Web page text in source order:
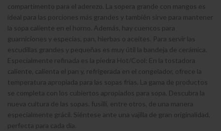
compartimento para el aderezo. La sopera grande con mangos es
ideal para las porciones más grandes y también sirve para mantener
la sopa caliente en el horno. Además, hay cuencos para
guarniciones y especias, pan, hierbas o aceites. Para servir las
escudillas grandes y pequeñas es muy útil la bandeja de cerámica.
Especialmente refinada es la piedra Hot/Cool: En la tostadora
caliente, calienta el pan y, refrigerada en el congelador, ofrece la
temperatura apropiada para las sopas frías. La gama de productos
se completa con los cubiertos apropiados para sopa. Descubra la
nueva cultura de las sopas. fusilli, entre otros, de una manera
especialmente grácil. Siéntese ante una vajilla de gran originalidad,
perfecta para cada día.